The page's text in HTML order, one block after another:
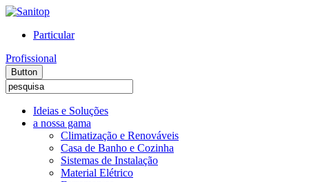
Particular
Profissional
Button
Ideias e Soluções
a nossa gama
Climatização e Renováveis
Casa de Banho e Cozinha
Sistemas de Instalação
Material Elétrico